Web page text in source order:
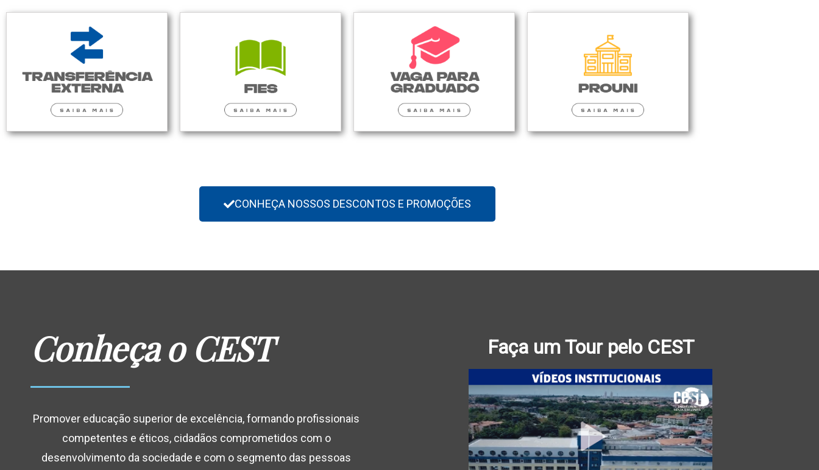
CONHEÇA NOSSOS DESCONTOS E PROMOÇÕES
Conheça o CEST
Promover educação superior de excelência, formando profissionais
competentes e éticos, cidadãos comprometidos com o
desenvolvimento da sociedade e com o segmento das pessoas
Faça um Tour pelo CEST